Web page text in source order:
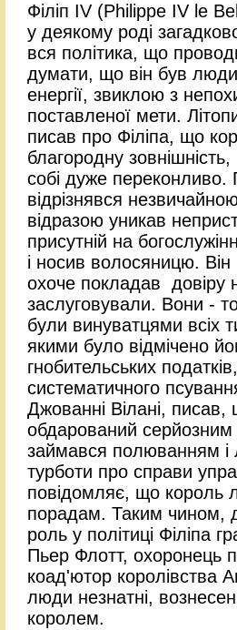
Філіп IV (Philippe IV le
у деякому роді
вся політика, що
думати, що він був
енергії, звиклою з
поставленої мети.
писав про Філіпа, що
благородну
собі дуже переконливо.
відрізнявся
відразою уникав
присутній на
і носив волосяницю.
охоче покладав довіру
заслуговували. Вони -
були винуватцями всіх
якими було відмічено
гнобительських
систематичного
Джованні Вілані,
обдарований
займався полюванням і
турботи про справи
повідомляє, що король
порадам. Таким чином,
роль у політиці Філіпа
Пьер Флотт, охоронець
коад'ютор королівства
люди незнатні,
королем.